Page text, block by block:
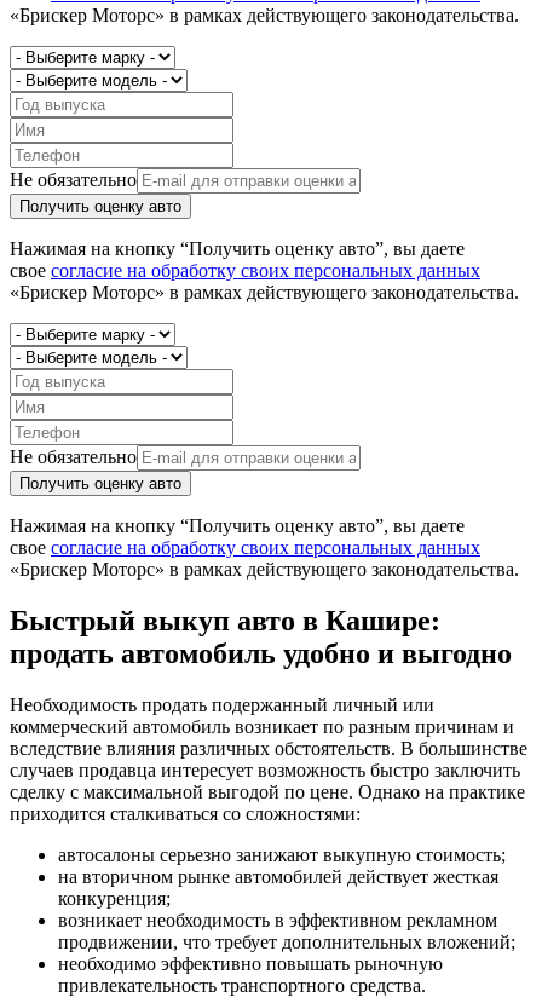
«Брискер Моторс» в рамках действующего законодательства.
Не обязательно
Получить оценку авто
Нажимая на кнопку “Получить оценку авто”, вы даете
свое согласие на обработку своих персональных данных
«Брискер Моторс» в рамках действующего законодательства.
Не обязательно
Получить оценку авто
Нажимая на кнопку “Получить оценку авто”, вы даете
свое согласие на обработку своих персональных данных
«Брискер Моторс» в рамках действующего законодательства.
Быстрый выкуп авто в Кашире:
продать автомобиль удобно и выгодно
Необходимость продать подержанный личный или
коммерческий автомобиль возникает по разным причинам и
вследствие влияния различных обстоятельств. В большинстве
случаев продавца интересует возможность быстро заключить
сделку с максимальной выгодой по цене. Однако на практике
приходится сталкиваться со сложностями:
автосалоны серьезно занижают выкупную стоимость;
на вторичном рынке автомобилей действует жесткая
конкуренция;
возникает необходимость в эффективном рекламном
продвижении, что требует дополнительных вложений;
необходимо эффективно повышать рыночную
привлекательность транспортного средства.